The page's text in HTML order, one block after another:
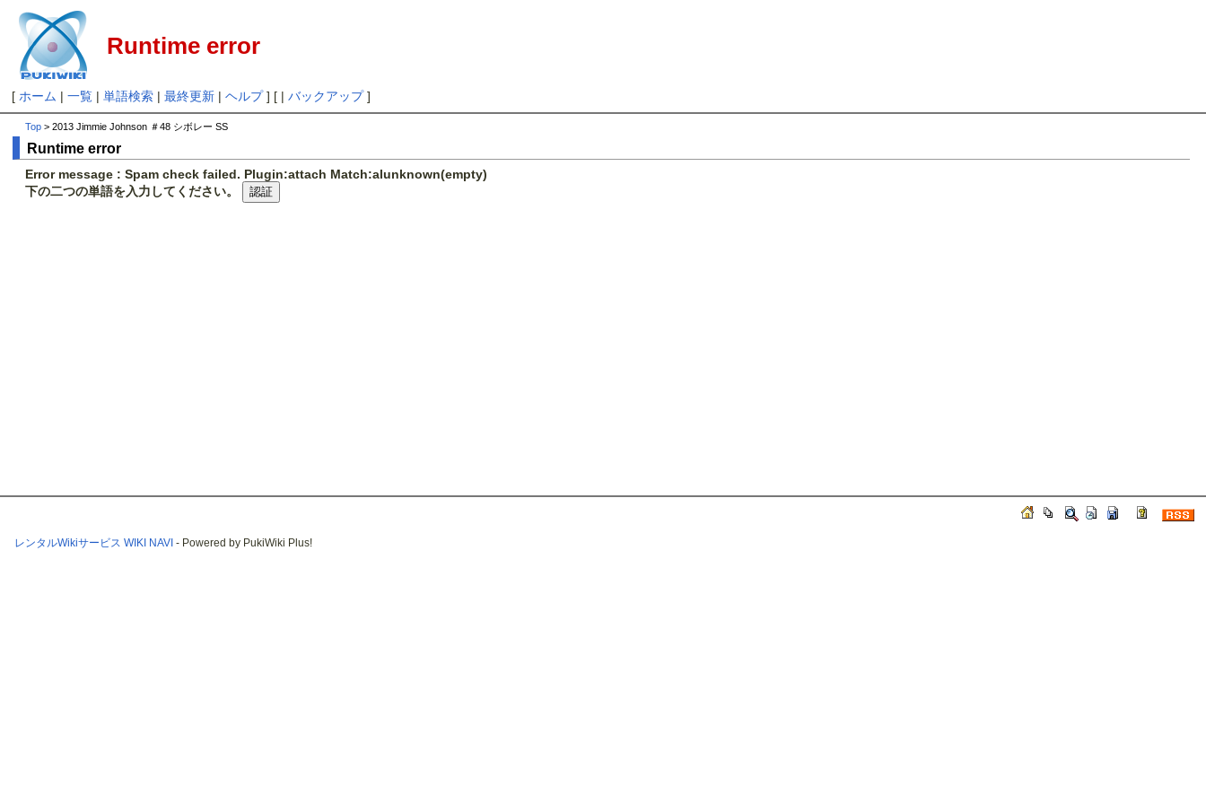
Runtime error
[ ホーム |一覧 |単語検索 |最終更新 |ヘルプ] [ |バックアップ]
Top > 2013 Jimmie Johnson ＃48 シボレー SS
Runtime error
Error message : Spam check failed. Plugin:attach Match:alunknown(empty)
下の二つの単語を入力してください。
レンタルWikiサービス WIKI NAVI - Powered by PukiWiki Plus!